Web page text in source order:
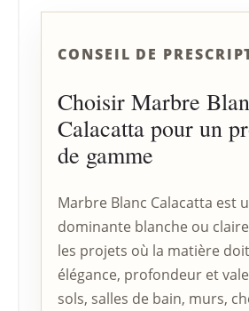
CONSEIL DE
Choisir Marbre
Calacatta pour un
de gamme
Marbre Blanc Calacatta est
dominante blanche ou
les projets où la matière
élégance, profondeur et
sols, salles de bain, murs,